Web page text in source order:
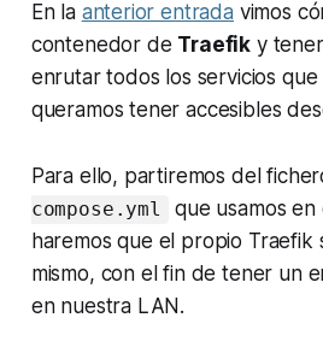
En la anterior entrada vimos
contenedor de Traefik y
enrutar todos los servicios
queramos tener accesibles
Para ello, partiremos del
compose.yml
que usamos
haremos que el propio Traefik
mismo, con el fin de tener un
en nuestra LAN.